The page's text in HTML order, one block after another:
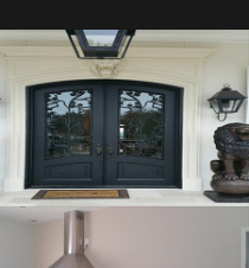
ISOLATION, CLOISONS ET FAUX
PLAFOND
ELECTRICITÉ